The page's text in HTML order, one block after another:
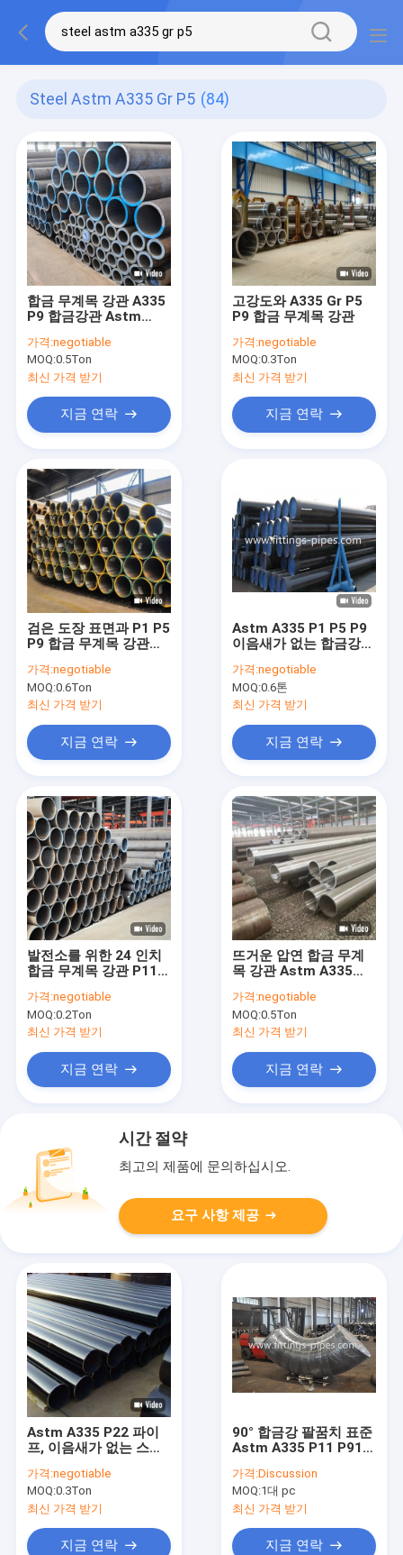
Steel Astm A335 Gr P5 (84)
합금 무계목 강관 A335
P9 합금강관 Astm
P5, P9, P11, P22, P91
가격:negotiable
MOQ:0.5Ton
최신 가격 받기
지금 연락
고강도와 A335 Gr P5
P9 합금 무계목 강관
가격:negotiable
MOQ:0.3Ton
최신 가격 받기
지금 연락
검은 도장 표면과 P1 P5
P9 합금 무계목 강관
가격:negotiable
MOQ:0.6Ton
최신 가격 받기
지금 연락
Astm A335 P1 P5 P9
이음새가 없는 합금강관
S80
가격:negotiable
MOQ:0.6톤
최신 가격 받기
지금 연락
발전소를 위한 24 인치
합금 무계목 강관 P11
가격:negotiable
MOQ:0.2Ton
최신 가격 받기
지금 연락
뜨거운 압연 합금 무계
목 강관 Astm A335
가격:negotiable
MOQ:0.5Ton
최신 가격 받기
지금 연락
시간 절약
최고의 제품에 문의하십시오.
요구 사항 제공
Astm A335 P22 파이
프, 이음새가 없는 스테
터를 둥글게 합니다
가격:negotiable
MOQ:0.3Ton
최신 가격 받기
지금 연락
90° 합금강 팔꿈치 표준
Astm A335 P11 P91
가격:Discussion
MOQ:1대 pc
최신 가격 받기
지금 연락